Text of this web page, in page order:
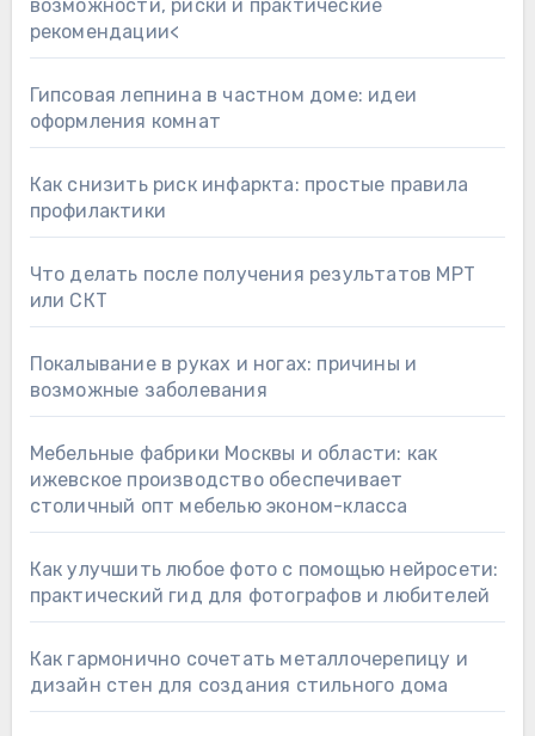
возможности, риски и практические
рекомендации<
Гипсовая лепнина в частном доме: идеи
оформления комнат
Как снизить риск инфаркта: простые правила
профилактики
Что делать после получения результатов МРТ
или СКТ
Покалывание в руках и ногах: причины и
возможные заболевания
Мебельные фабрики Москвы и области: как
ижевское производство обеспечивает
столичный опт мебелью эконом-класса
Как улучшить любое фото с помощью нейросети:
практический гид для фотографов и любителей
Как гармонично сочетать металлочерепицу и
дизайн стен для создания стильного дома